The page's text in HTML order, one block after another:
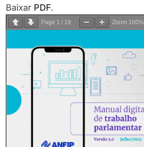
Baixar PDF.
Page 1 / 19 Zoom 100%